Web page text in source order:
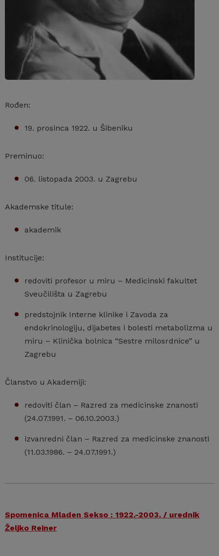
Rođen:
19. prosinca 1922. u Šibeniku
Preminuo:
06. listopada 2003. u Zagrebu
Akademske titule:
akademik
Institucije:
redoviti profesor u miru – Medicinski fakultet
Sveučilišta u Zagrebu
predstojnik Interne klinike i Zavoda za
endokrinologiju, dijabetes i bolesti metabolizma u
miru – Klinička bolnica “Sestre milosrdnice” u
Zagrebu
Članstvo u Akademiji:
redoviti član – Razred za medicinske znanosti
(24.07.1991. – 06.10.2003.)
izvanredni član – Razred za medicinske znanosti
(11.03.1986. – 24.07.1991.)
Spomenica Mladen Sekso : 1922.-2003. / urednik
Željko Reiner